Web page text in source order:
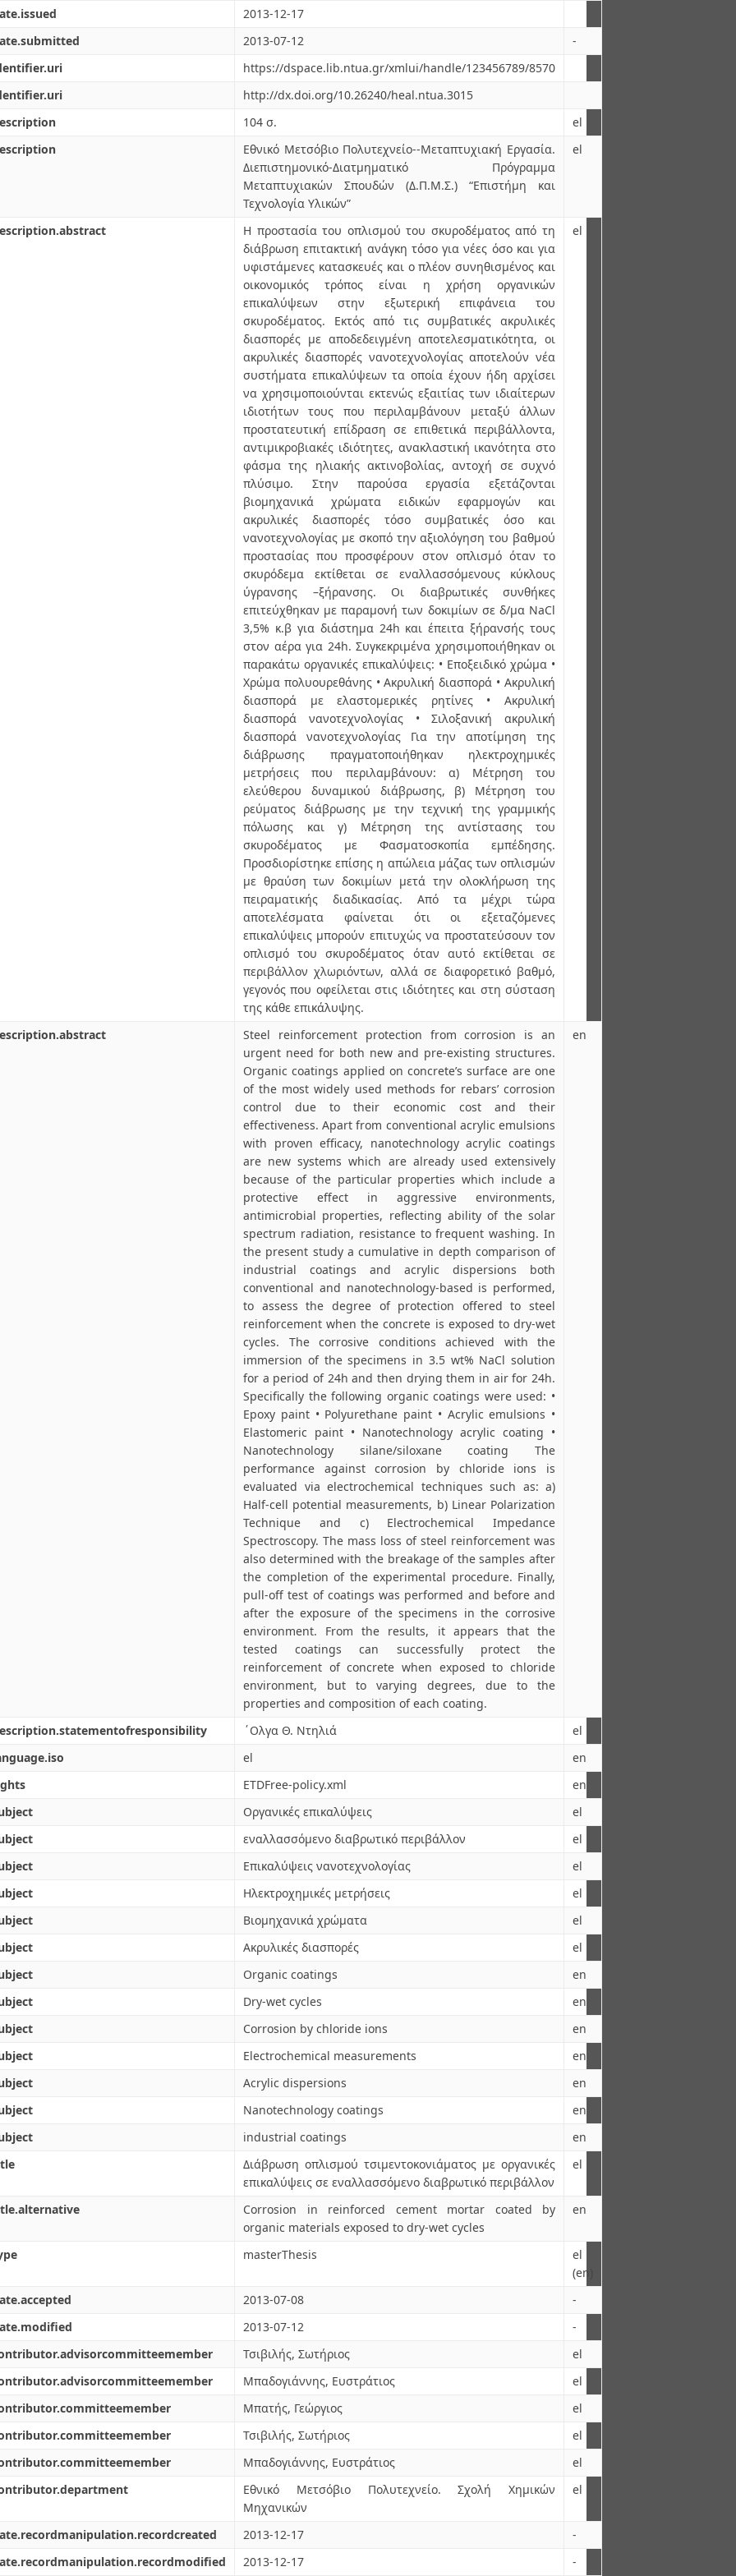
2013-12-17
2013-07-12
-
https://dspace.lib.ntua.gr/xmlui/handle/123456789/8570
http://dx.doi.org/10.26240/heal.ntua.3015
104 σ.
el
Εθνικό Μετσόβιο Πολυτεχνείο--Μεταπτυχιακή Εργασία.
Διεπιστημονικό-Διατμηματικό Πρόγραμμα
Μεταπτυχιακών Σπουδών (Δ.Π.Μ.Σ.) “Επιστήμη και
Τεχνολογία Υλικών”
el
Η προστασία του οπλισμού του σκυροδέματος από τη
διάβρωση επιτακτική ανάγκη τόσο για νέες όσο και για
υφιστάμενες κατασκευές και ο πλέον συνηθισμένος και
οικονομικός τρόπος είναι η χρήση οργανικών
επικαλύψεων στην εξωτερική επιφάνεια του
σκυροδέματος. Εκτός από τις συμβατικές ακρυλικές
διασπορές με αποδεδειγμένη αποτελεσματικότητα, οι
ακρυλικές διασπορές νανοτεχνολογίας αποτελούν νέα
συστήματα επικαλύψεων τα οποία έχουν ήδη αρχίσει
να χρησιμοποιούνται εκτενώς εξαιτίας των ιδιαίτερων
ιδιοτήτων τους που περιλαμβάνουν μεταξύ άλλων
προστατευτική επίδραση σε επιθετικά περιβάλλοντα,
αντιμικροβιακές ιδιότητες, ανακλαστική ικανότητα στο
φάσμα της ηλιακής ακτινοβολίας, αντοχή σε συχνό
πλύσιμο. Στην παρούσα εργασία εξετάζονται
βιομηχανικά χρώματα ειδικών εφαρμογών και
ακρυλικές διασπορές τόσο συμβατικές όσο και
νανοτεχνολογίας με σκοπό την αξιολόγηση του βαθμού
προστασίας που προσφέρουν στον οπλισμό όταν το
σκυρόδεμα εκτίθεται σε εναλλασσόμενους κύκλους
ύγρανσης –ξήρανσης. Οι διαβρωτικές συνθήκες
επιτεύχθηκαν με παραμονή των δοκιμίων σε δ/μα NaCl
3,5% κ.β για διάστημα 24h και έπειτα ξήρανσής τους
στον αέρα για 24h. Συγκεκριμένα χρησιμοποιήθηκαν οι
παρακάτω οργανικές επικαλύψεις: • Εποξειδικό χρώμα •
Χρώμα πολυουρεθάνης • Ακρυλική διασπορά • Ακρυλική
διασπορά με ελαστομερικές ρητίνες • Ακρυλική
διασπορά νανοτεχνολογίας • Σιλοξανική ακρυλική
διασπορά νανοτεχνολογίας Για την αποτίμηση της
διάβρωσης πραγματοποιήθηκαν ηλεκτροχημικές
μετρήσεις που περιλαμβάνουν: α) Μέτρηση του
ελεύθερου δυναμικού διάβρωσης, β) Μέτρηση του
ρεύματος διάβρωσης με την τεχνική της γραμμικής
πόλωσης και γ) Μέτρηση της αντίστασης του
σκυροδέματος με Φασματοσκοπία εμπέδησης.
Προσδιορίστηκε επίσης η απώλεια μάζας των οπλισμών
με θραύση των δοκιμίων μετά την ολοκλήρωση της
πειραματικής διαδικασίας. Από τα μέχρι τώρα
αποτελέσματα φαίνεται ότι οι εξεταζόμενες
επικαλύψεις μπορούν επιτυχώς να προστατεύσουν τον
οπλισμό του σκυροδέματος όταν αυτό εκτίθεται σε
περιβάλλον χλωριόντων, αλλά σε διαφορετικό βαθμό,
γεγονός που οφείλεται στις ιδιότητες και στη σύσταση
της κάθε επικάλυψης.
el
Steel reinforcement protection from corrosion is an
urgent need for both new and pre-existing structures.
Organic coatings applied on concrete’s surface are one
of the most widely used methods for rebars’ corrosion
control due to their economic cost and their
effectiveness. Apart from conventional acrylic emulsions
with proven efficacy, nanotechnology acrylic coatings
are new systems which are already used extensively
because of the particular properties which include a
protective effect in aggressive environments,
antimicrobial properties, reflecting ability of the solar
spectrum radiation, resistance to frequent washing. In
the present study a cumulative in depth comparison of
industrial coatings and acrylic dispersions both
conventional and nanotechnology-based is performed,
to assess the degree of protection offered to steel
reinforcement when the concrete is exposed to dry-wet
cycles. The corrosive conditions achieved with the
immersion of the specimens in 3.5 wt% NaCl solution
for a period of 24h and then drying them in air for 24h.
Specifically the following organic coatings were used: •
Epoxy paint • Polyurethane paint • Acrylic emulsions •
Elastomeric paint • Nanotechnology acrylic coating •
Nanotechnology silane/siloxane coating The
performance against corrosion by chloride ions is
evaluated via electrochemical techniques such as: a)
Half-cell potential measurements, b) Linear Polarization
Technique and c) Electrochemical Impedance
Spectroscopy. The mass loss of steel reinforcement was
also determined with the breakage of the samples after
the completion of the experimental procedure. Finally,
pull-off test of coatings was performed and before and
after the exposure of the specimens in the corrosive
environment. From the results, it appears that the
tested coatings can successfully protect the
reinforcement of concrete when exposed to chloride
environment, but to varying degrees, due to the
properties and composition of each coating.
en
΄Ολγα Θ. Ντηλιά
el
el
en
ETDFree-policy.xml
en
Οργανικές επικαλύψεις
el
εναλλασσόμενο διαβρωτικό περιβάλλον
el
Επικαλύψεις νανοτεχνολογίας
el
Ηλεκτροχημικές μετρήσεις
el
Βιομηχανικά χρώματα
el
Ακρυλικές διασπορές
el
Organic coatings
en
Dry-wet cycles
en
Corrosion by chloride ions
en
Electrochemical measurements
en
Acrylic dispersions
en
Nanotechnology coatings
en
industrial coatings
en
Διάβρωση οπλισμού τσιμεντοκονιάματος με οργανικές
επικαλύψεις σε εναλλασσόμενο διαβρωτικό περιβάλλον
el
Corrosion in reinforced cement mortar coated by
organic materials exposed to dry-wet cycles
en
masterThesis
el
(en)
2013-07-08
-
2013-07-12
-
Τσιβιλής, Σωτήριος
el
Μπαδογιάννης, Ευστράτιος
el
Μπατής, Γεώργιος
el
Τσιβιλής, Σωτήριος
el
Μπαδογιάννης, Ευστράτιος
el
Εθνικό Μετσόβιο Πολυτεχνείο. Σχολή Χημικών
Μηχανικών
el
2013-12-17
-
2013-12-17 -